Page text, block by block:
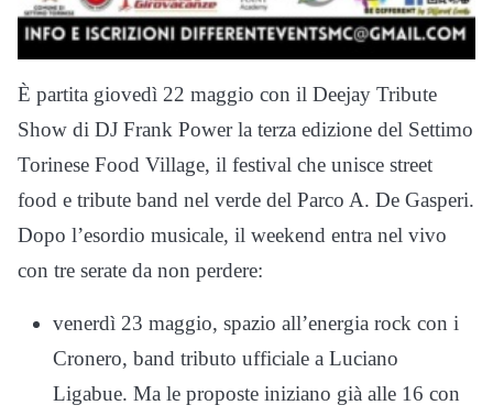
È partita giovedì 22 maggio con il Deejay Tribute
Show di DJ Frank Power la terza edizione del Settimo
Torinese Food Village, il festival che unisce street
food e tribute band nel verde del Parco A. De Gasperi.
Dopo l’esordio musicale, il weekend entra nel vivo
con tre serate da non perdere:
venerdì 23 maggio, spazio all’energia rock con i
Cronero, band tributo ufficiale a Luciano
Ligabue. Ma le proposte iniziano già alle 16 con